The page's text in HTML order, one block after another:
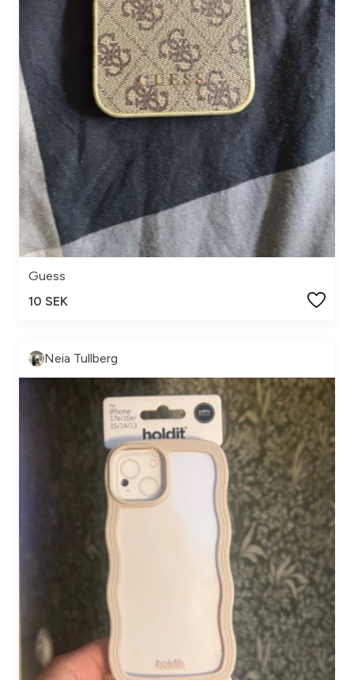
Guess
10 SEK
Neia Tullberg